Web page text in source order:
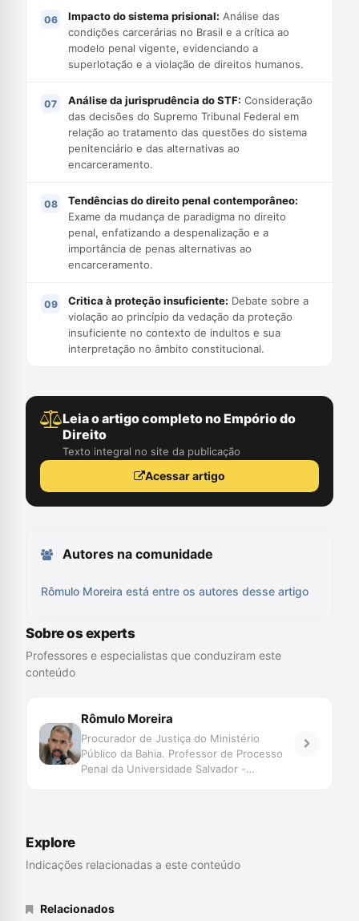
Impacto do sistema prisional: Análise das
condições carcerárias no Brasil e a crítica ao
modelo penal vigente, evidenciando a
superlotação e a violação de direitos humanos.
Análise da jurisprudência do STF: Consideração
das decisões do Supremo Tribunal Federal em
relação ao tratamento das questões do sistema
penitenciário e das alternativas ao
encarceramento.
Tendências do direito penal contemporâneo:
Exame da mudança de paradigma no direito
penal, enfatizando a despenalização e a
importância de penas alternativas ao
encarceramento.
Critica à proteção insuficiente: Debate sobre a
violação ao princípio da vedação da proteção
insuficiente no contexto de indultos e sua
interpretação no âmbito constitucional.
Leia o artigo completo no Empório do
Direito
Texto integral no site da publicação
Acessar artigo
Autores na comunidade
Rômulo Moreira está entre os autores desse artigo
Sobre os experts
Professores e especialistas que conduziram este
conteúdo
Rômulo Moreira
Procurador de Justiça do Ministério
Público da Bahia. Professor de Processo
Penal da Universidade Salvador -
Explore
Indicações relacionadas a este conteúdo
Relacionados